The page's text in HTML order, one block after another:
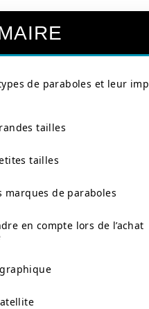
de paraboles et leur
tailles
tailles
marques de paraboles
en compte lors de l’achat